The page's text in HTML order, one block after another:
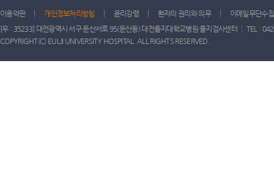
이용약관 개인정보처리방침 윤리강령 환자의 권리와 의무
이메일무단수
[우 : 35233] 대전광역시 서구 둔산서로 95(둔산동) 대전을지대학교병원 을지검사센터 │ TEL :
COPYRIGHT(C) EULJI UNIVERSITY HOSPITAL. ALL RIGHTS RESERVED.